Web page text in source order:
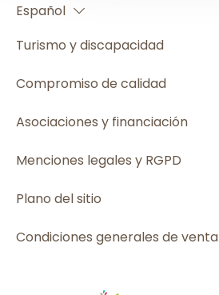
Español
English
Turismo y discapacidad
Compromiso de calidad
Asociaciones y financiación
Menciones legales y RGPD
Plano del sitio
Condiciones generales de venta